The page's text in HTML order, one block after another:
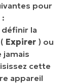
pour
la
Expirer ) ou
jamais
cette
appareil